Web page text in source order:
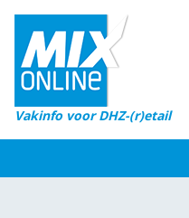
Vakinfo voor DHZ-(r)etail
Home
Magazines
DHZ Sessie